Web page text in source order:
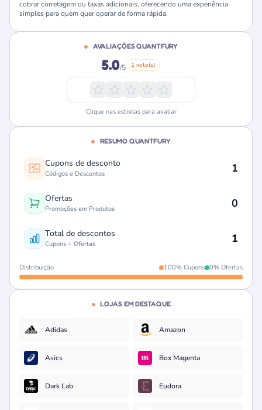
cobrar corretagem ou taxas adicionais, oferecendo uma experiência
simples para quem quer operar de forma rápida.
AVALIAÇÕES QUANTFURY
5.0/5 1 voto(s)
Clique nas estrelas para avaliar
RESUMO QUANTFURY
Cupons de desconto
Códigos e Descontos 1
Ofertas
Promoções em Produtos 0
Total de descontos
Cupons + Ofertas 1
Distribuição 100% Cupons 0% Ofertas
LOJAS EM DESTAQUE
Adidas Amazon
Asics Box Magenta
Dark Lab Eudora